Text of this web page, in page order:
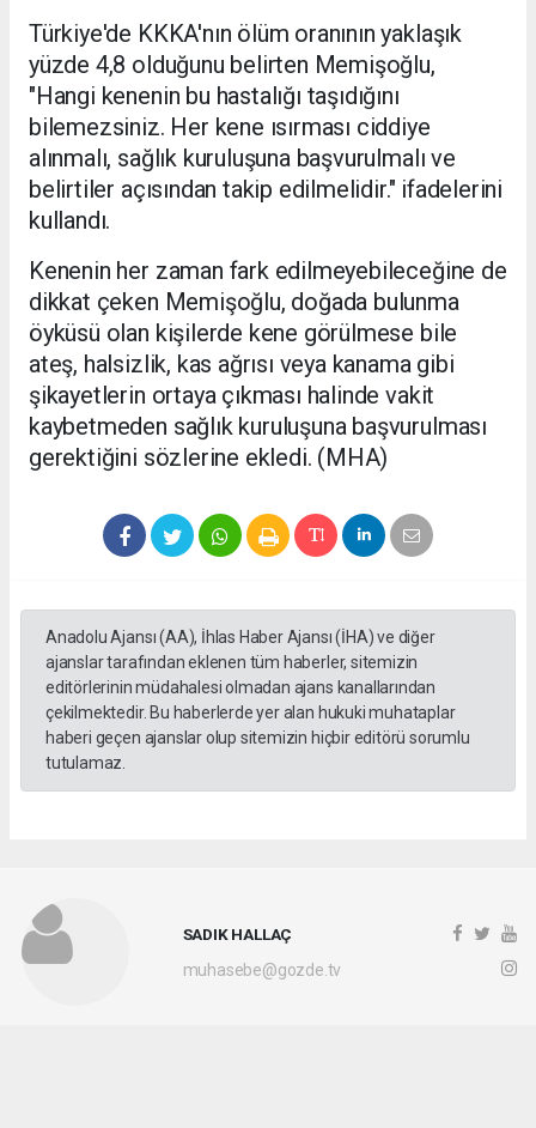
Türkiye'de KKKA'nın ölüm oranının yaklaşık
yüzde 4,8 olduğunu belirten Memişoğlu,
"Hangi kenenin bu hastalığı taşıdığını
bilemezsiniz. Her kene ısırması ciddiye
alınmalı, sağlık kuruluşuna başvurulmalı ve
belirtiler açısından takip edilmelidir." ifadelerini
kullandı.
Kenenin her zaman fark edilmeyebileceğine de
dikkat çeken Memişoğlu, doğada bulunma
öyküsü olan kişilerde kene görülmese bile
ateş, halsizlik, kas ağrısı veya kanama gibi
şikayetlerin ortaya çıkması halinde vakit
kaybetmeden sağlık kuruluşuna başvurulması
gerektiğini sözlerine ekledi. (MHA)
Anadolu Ajansı (AA), İhlas Haber Ajansı (İHA) ve diğer
ajanslar tarafından eklenen tüm haberler, sitemizin
editörlerinin müdahalesi olmadan ajans kanallarından
çekilmektedir. Bu haberlerde yer alan hukuki muhataplar
haberi geçen ajanslar olup sitemizin hiçbir editörü sorumlu
tutulamaz.
SADIK HALLAÇ
muhasebe@gozde.tv